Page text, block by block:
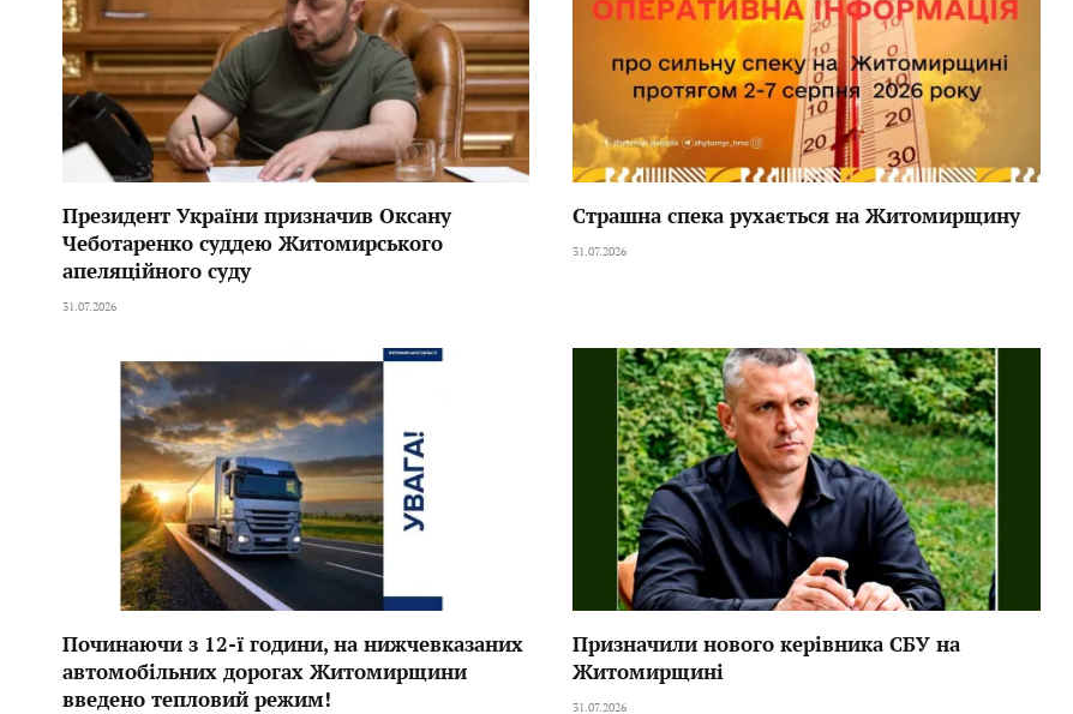
Президент України призначив Оксану
Чеботаренко суддею Житомирського
апеляційного суду
31.07.2026
Страшна спека рухається на Житомирщину
31.07.2026
Починаючи з 12-ї години, на нижчевказаних
автомобільних дорогах Житомирщини
введено тепловий режим!
Призначили нового керівника СБУ на
Житомирщині
31.07.2026